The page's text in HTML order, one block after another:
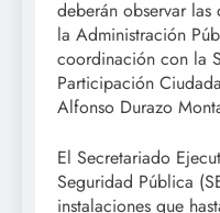
deberán observar
la Administración
coordinación con la
Participación
Alfonso Durazo
El Secretariado
Seguridad Pública
instalaciones que